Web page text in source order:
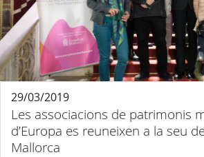
Les associacions de patrimonis
d’Europa es reuneixen a la seu
Mallorca
29/03/2019